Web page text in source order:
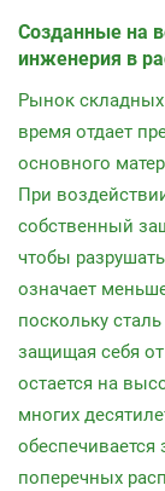
Созданные на
инженерия в
Рынок
время отдает
основного
При
собственный
чтобы
означает
поскольку
защищая себя
остается на
многих
обеспечивается
поперечных